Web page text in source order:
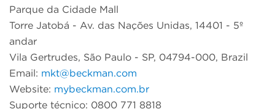
Parque da Cidade Mall
Torre Jatobá - Av. das Nações Unidas, 14401 - 5º
andar
Vila Gertrudes, São Paulo - SP, 04794-000, Brazil
Email: mkt@beckman.com
Website: mybeckman.com.br
Suporte técnico: 0800 771 8818